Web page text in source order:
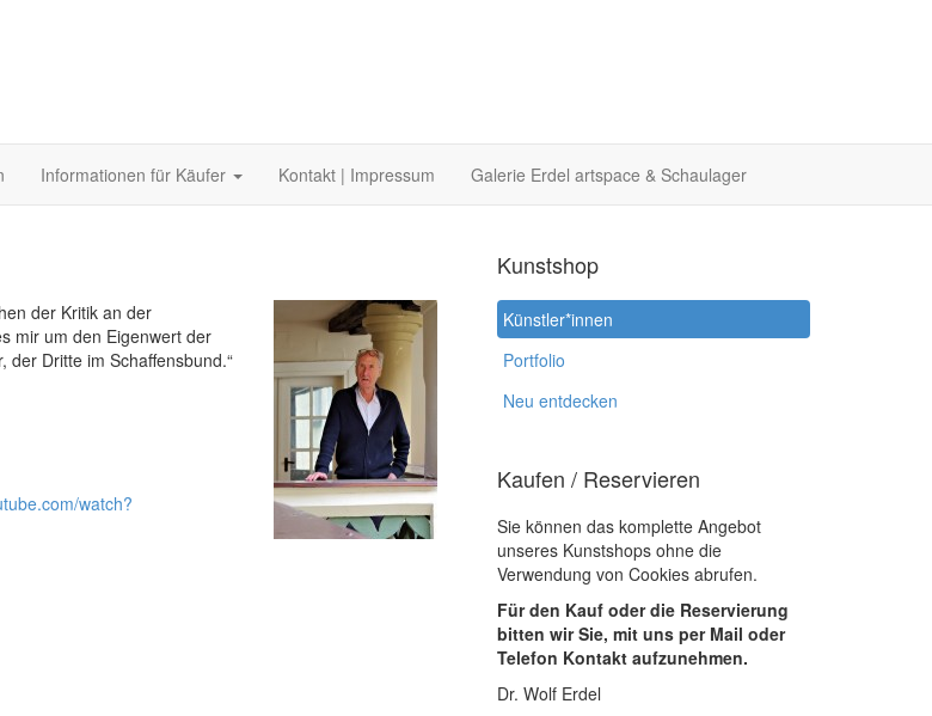
Informationen für Käufer Kontakt | Impressum Galerie Erdel artspace & Schaulager
der Kritik an der
mir um den Eigenwert der
Dritte im Schaffensbund.“
watch?
Kunstshop
Künstler*innen
Portfolio
Neu entdecken
Kaufen / Reservieren
Sie können das komplette Angebot
unseres Kunstshops ohne die
Verwendung von Cookies abrufen.
Für den Kauf oder die Reservierung
bitten wir Sie, mit uns per Mail oder
Telefon Kontakt aufzunehmen.
Dr. Wolf Erdel